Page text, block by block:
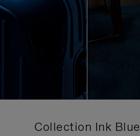
Collection Ink Blue